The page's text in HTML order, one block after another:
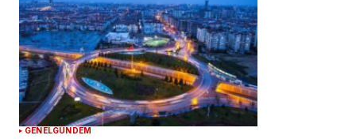
GENELGÜNDEM